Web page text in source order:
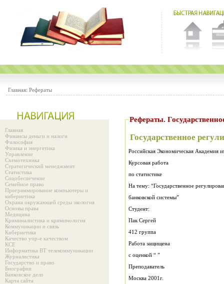
Главная: Рефераты
Главная
Финансы деньги и налоги
Философия
Физика и энергетика
Управление
Схемотехника
Стратегический менеджмент
Статистика
Соцобеспечение
Семейное право
Программирование компьютеры и
кибернетика
Охрана окружающей среды экология
Основы права
Медицина
Криминалистика и криминология
Коммуникации и связь
Кибернетика
Качество упр-е качеством
КСЕ
Информатика ВТ телекоммуникации
Журналистика
Государство и право
Биографии
Банковское дело
Карта сайта
Рефераты.
Государственное
Российская Экономическая Академия
Курсовая работа
по статистике
На тему: “Государственное
банковской системы”
Студент:
Пак Сергей
412 группа
Работа защищена
c оценкой “ ”
Преподаватель
Москва 2001г.